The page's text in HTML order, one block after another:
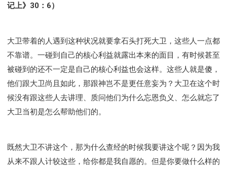
记上》30：6）
大卫带着的人遇到这种状况就要拿石头打死大卫，这些人一点都
不靠谱。一碰到自己的核心利益就露出本来的面目，有时候甚至
被碰到的还不一定是自己的核心利益也会这样。这些人就是傻，
他们跟大卫尚且如此，那跟神岂不是更任意妄为？大卫在这个时
候没有跟这些人去讲理、质问他们为什么忘恩负义、怎么就忘了
大卫当初是怎么帮助他们的。
既然大卫不讲这个，那为什么查经的时候我要讲这个呢？因为我
从来不跟人计较这些，给你都是我自愿的。但是你要做什么样的